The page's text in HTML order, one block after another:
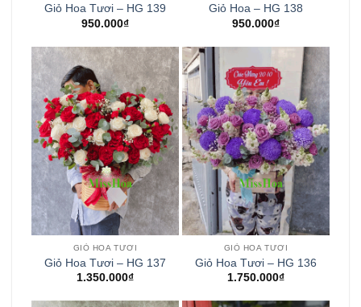
Giỏ Hoa Tươi – HG 139
950.000₫
Giỏ Hoa – HG 138
950.000₫
GIỎ HOA TƯƠI
Giỏ Hoa Tươi – HG 137
1.350.000₫
GIỎ HOA TƯƠI
Giỏ Hoa Tươi – HG 136
1.750.000₫